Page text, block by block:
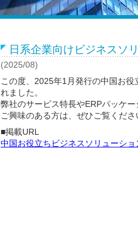
日系企業向けビジネスソ
(2025/08)
この度、2025年1月発行の中国お
れました。
弊社のサービス特長やERPパッケ
ご興味のある方は、ぜひご覧くださ
■掲載URL
中国お役立ちビジネスソリューシ